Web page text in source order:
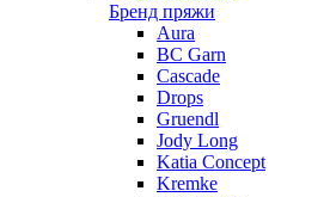
Бренд пряжи
Aura
BC Garn
Cascade
Drops
Gruendl
Jody Long
Katia Concept
Kremke